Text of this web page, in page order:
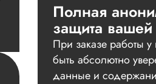
Полная
защита
При заказе работы
быть абсолютно
данные и